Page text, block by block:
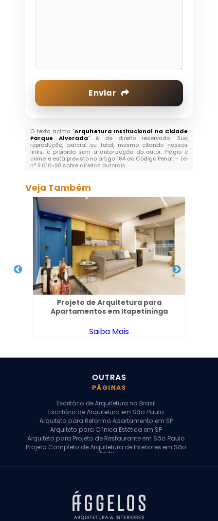
Enviar
O texto acima "Arquitetura Institucional na Cidade
Parque Alvorada" é de direito reservado. Sua
reprodução, parcial ou total, mesmo citando nossos
links, é proibida sem a autorização do autor. Plágio é
crime e está previsto no artigo 184 do Código Penal. – Lei
n° 9.610-98 sobre direitos autorais.
Veja Também
Projeto de Arquitetura para
Apartamentos em Itapetininga
Saiba Mais
OUTRAS
PÁGINAS
Escritório de Arquitetura no Brasil
Escritório de Arquitetura em São Paulo
Arquiteto para Reforma Apartamento em SP
Arquiteto para Clínica Estética em SP
Arquiteto para Projeto de Restaurante em São Paulo
Projeto Completo de Arquitetura de Interiores em São
Paulo
Arquiteto para Projeto Comercial em São Paulo
Arquiteto Comercial
Arquiteto para Reforma de Apartamento
Arquiteto para Reforma Residencial